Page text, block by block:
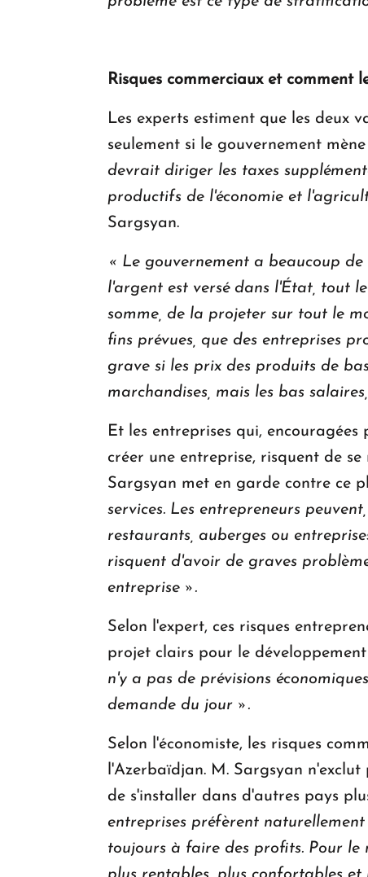
Risques commerciaux et comment
Les experts estiment que les deux
seulement si le gouvernement
devrait diriger les taxes
productifs de l'économie et
Sargsyan.
« Le gouvernement a beaucoup
l'argent est versé dans l'État, tout
somme, de la projeter sur tout le
fins prévues, que des entreprises
grave si les prix des produits de
marchandises, mais les bas
Et les entreprises qui,
créer une entreprise, risquent de
Sargsyan met en garde contre ce
services. Les entrepreneurs
restaurants, auberges ou
risquent d'avoir de graves
entreprise ».
Selon l'expert, ces risques
projet clairs pour le
n'y a pas de prévisions
demande du jour ».
Selon l'économiste, les risques
l'Azerbaïdjan. M. Sargsyan
de s'installer dans d'autres pays
entreprises préfèrent
toujours à faire des profits. Pour le